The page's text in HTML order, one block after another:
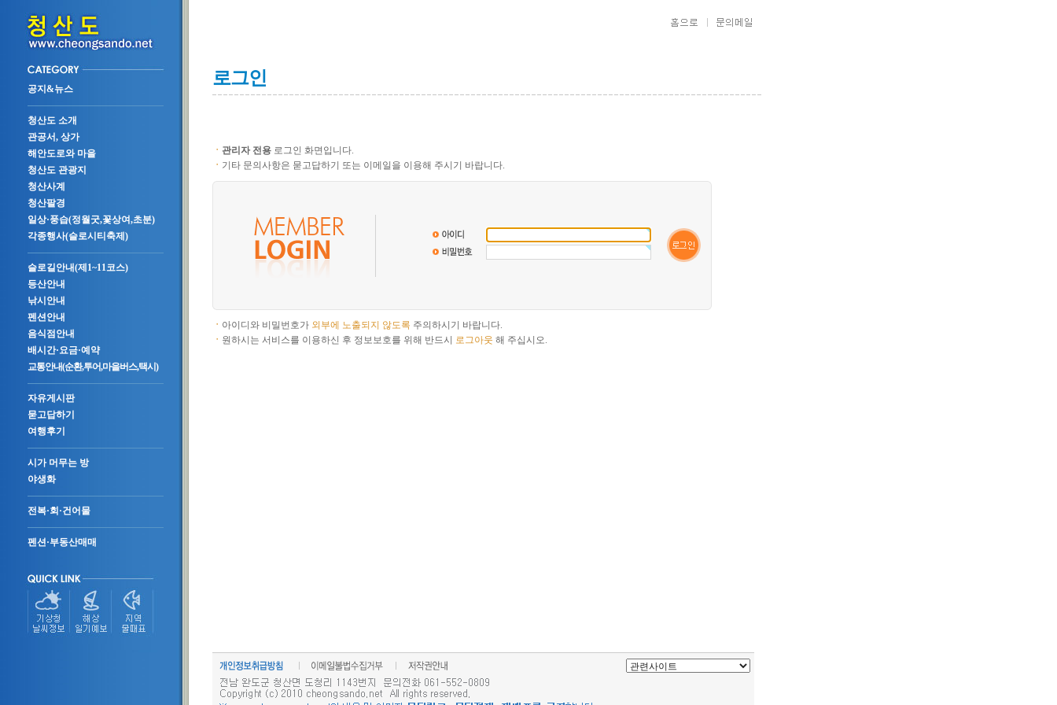
공지&뉴스
청산도 소개
관공서, 상가
해안도로와 마을
청산도 관광지
청산사계
청산팔경
일상·풍습(정월굿,꽃상여,초분)
각종행사(슬로시티축제)
슬로길안내(제1~11코스)
등산안내
낚시안내
펜션안내
음식점안내
배시간·요금·예약
교통안내(순환,투어,마을버스,택시)
자유게시판
묻고답하기
여행후기
시가 머무는 방
야생화
전복·회·건어물
펜션·부동산매매
로그인
ㆍ 관리자 전용 로그인 화면입니다.
ㆍ 기타 문의사항은 묻고답하기 또는 이메일을 이용해 주시기 바랍니다.
ㆍ 아이디와 비밀번호가 외부에 노출되지 않도록 주의하시기 바랍니다.
ㆍ 원하시는 서비스를 이용하신 후 정보보호를 위해 반드시 로그아웃 해 주십시오.